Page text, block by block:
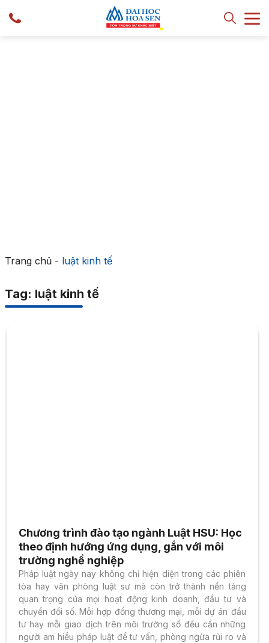
Trang chủ- luật kinh tế
Tag: luật kinh tế
Chương trình đào tạo ngành Luật HSU: Học
theo định hướng ứng dụng, gắn với môi
trường nghề nghiệp
Pháp luật ngày nay không chỉ hiện diện trong các phiên
tòa hay văn phòng luật sư mà còn trở thành nền tảng
quan trọng của mọi hoạt động kinh doanh, đầu tư và
chuyển đổi số. Mỗi hợp đồng thương mại, mỗi dự án đầu
tư hay mỗi giao dịch trên môi trường số đều cần những
người am hiểu pháp luật để tư vấn, phòng ngừa rủi ro và